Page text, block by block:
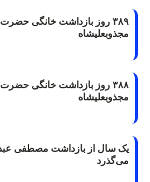
۳۸۹ روز بازداشت خانگی
مجذوبعلیشاه
۳۸۸ روز بازداشت خانگی
مجذوبعلیشاه
یک سال از بازداشت مصطفی
می‌گذرد